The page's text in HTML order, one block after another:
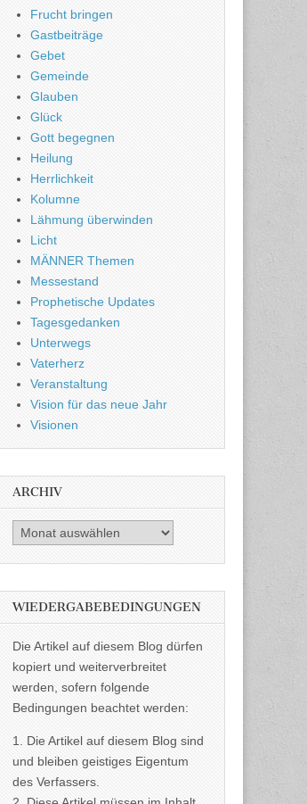
Frucht bringen
Gastbeiträge
Gebet
Gemeinde
Glauben
Glück
Gott begegnen
Heilung
Herrlichkeit
Kolumne
Lähmung überwinden
Licht
MÄNNER Themen
Messestand
Prophetische Updates
Tagesgedanken
Unterwegs
Vaterherz
Veranstaltung
Vision für das neue Jahr
Visionen
ARCHIV
Archiv
WIEDERGABEBEDINGUNGEN
Die Artikel auf diesem Blog dürfen
kopiert und weiterverbreitet
werden, sofern folgende
Bedingungen beachtet werden:
1. Die Artikel auf diesem Blog sind
und bleiben geistiges Eigentum
des Verfassers.